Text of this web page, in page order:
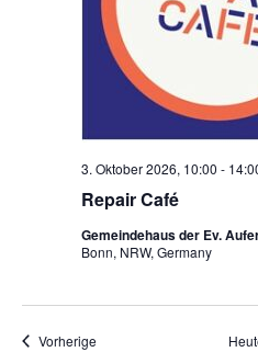
Repair Café
3. Oktober 2026, 10:00 -
Gemeindehaus der Ev.
Bonn, NRW, Germany
VorherigeVeranstaltungen